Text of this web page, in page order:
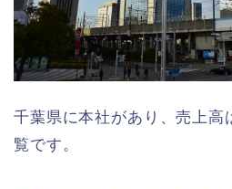
千葉県に本社があり、売上高
覧です。